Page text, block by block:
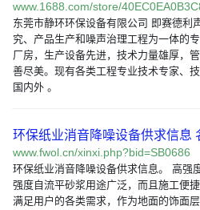
www.1688.com/store/
东莞市静环环保设备有限公司 即赛德利
究、产品生产和噪声治理工程为一体的
厂房，生产设备先进，技术力量雄厚，
善尽美。现有各类工程专业技术专家、
国内外 。
环保纸业消音降噪设备供求信息
www.fwol.cn/xinxi.php?bid=SB0686
环保纸业消音降噪设备供求信息。 高强
强度自流平砂浆用途广泛，而且施工便
满足用户的各类需求，作为地面的饰面